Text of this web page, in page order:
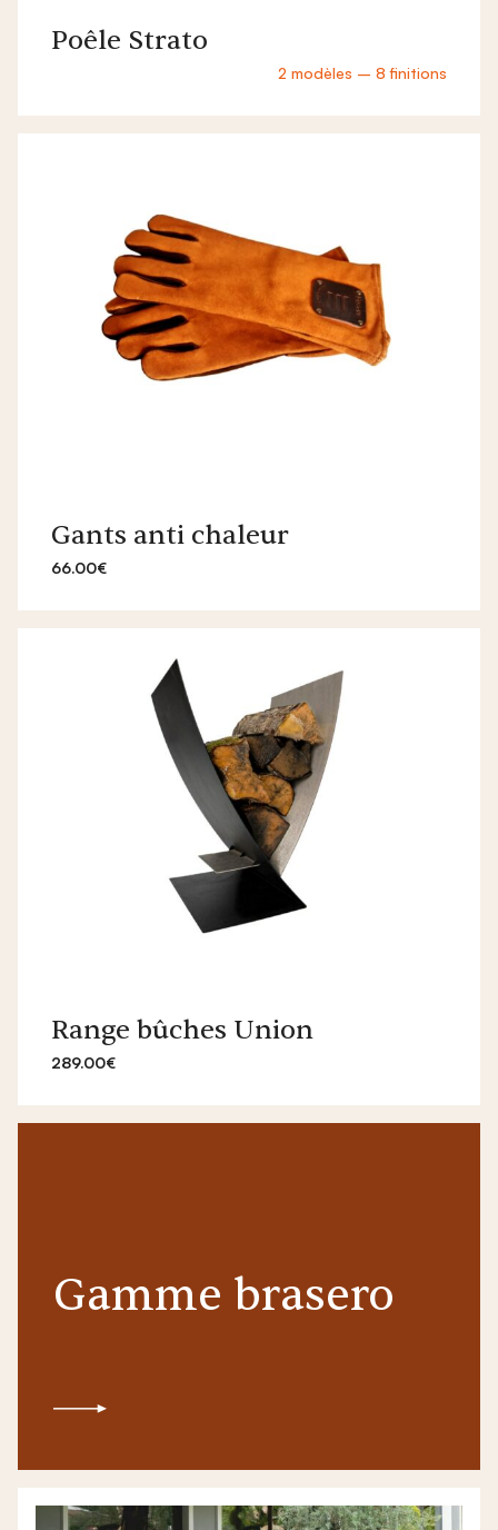
Poêle Strato
2 modèles – 8 finitions
Gants anti chaleur
66.00€
Range bûches Union
289.00€
Gamme brasero